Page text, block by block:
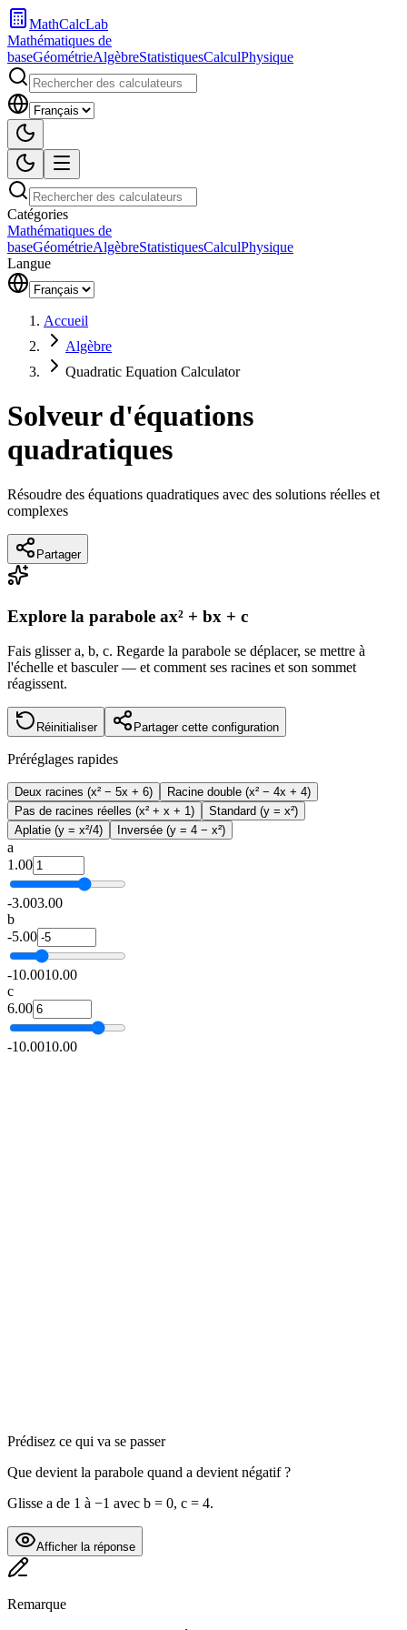
MathCalcLab
Mathématiques de
baseGéométrieAlgèbreStatistiquesCalculPhysique
Catégories
Mathématiques de
baseGéométrieAlgèbreStatistiquesCalculPhysique
Langue
Accueil
Algèbre
Quadratic Equation Calculator
Solveur d'équations
quadratiques
Résoudre des équations quadratiques avec des solutions réelles et
complexes
Partager
Explore la parabole ax² + bx + c
Fais glisser a, b, c. Regarde la parabole se déplacer, se mettre à
l'échelle et basculer — et comment ses racines et son sommet
réagissent.
Réinitialiser Partager cette configuration
Préréglages rapides
Deux racines (x² − 5x + 6)
Racine double (x² − 4x + 4)
Pas de racines réelles (x² + x + 1)
Standard (y = x²)
Aplatie (y = x²/4)
Inversée (y = 4 − x²)
a
1.00
-3.003.00
b
-5.00
-10.0010.00
c
6.00
-10.0010.00
Prédisez ce qui va se passer
Que devient la parabole quand a devient négatif ?
Glisse a de 1 à −1 avec b = 0, c = 4.
Afficher la réponse
Remarque